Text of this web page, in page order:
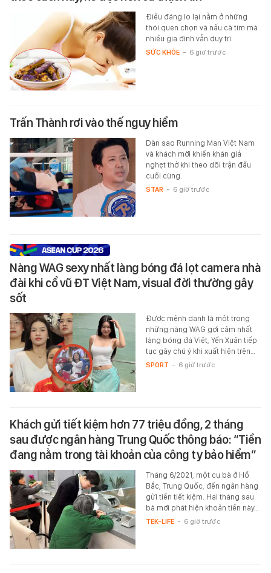
Điều đáng lo lại nằm ở những
thói quen chọn và nấu cà tím mà
nhiều gia đình vẫn duy trì.
SỨC KHỎE - 6 giờ trước
Trấn Thành rơi vào thế nguy hiểm
Dàn sao Running Man Việt Nam
và khách mời khiến khán giả
nghẹt thở khi theo dõi trận đấu
cuối cùng.
STAR - 6 giờ trước
Nàng WAG sexy nhất làng bóng đá lọt camera nhà
đài khi cổ vũ ĐT Việt Nam, visual đời thường gây
sốt
Được mệnh danh là một trong
những nàng WAG gợi cảm nhất
làng bóng đá Việt, Yến Xuân tiếp
tục gây chú ý khi xuất hiện trên…
SPORT - 6 giờ trước
Khách gửi tiết kiệm hơn 77 triệu đồng, 2 tháng
sau được ngân hàng Trung Quốc thông báo: “Tiền
đang nằm trong tài khoản của công ty bảo hiểm”
Tháng 6/2021, một cụ bà ở Hồ
Bắc, Trung Quốc, đến ngân hàng
gửi tiền tiết kiệm. Hai tháng sau
bà mới phát hiện khoản tiền này…
TEK-LIFE - 6 giờ trước